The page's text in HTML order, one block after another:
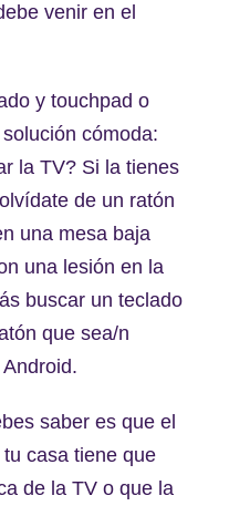
venir en el
y touchpad o
cómoda:
la TV? Si la tienes
de un ratón
una mesa baja
una lesión en la
buscar un teclado
que sea/n
saber es que el
casa tiene que
de la TV o que la